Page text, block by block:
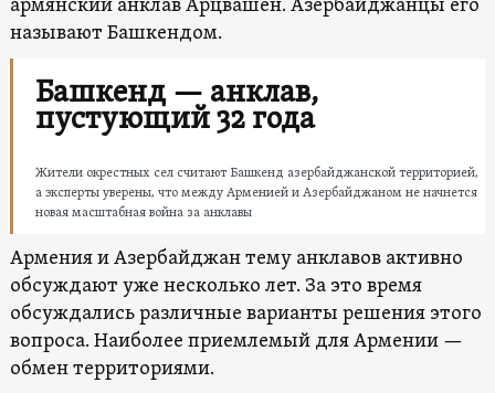
армянский анклав Арцвашен. Азербайджанцы его
называют Башкендом.
Башкенд — анклав,
пустующий 32 года
Жители окрестных сел считают Башкенд азербайджанской территорией,
а эксперты уверены, что между Арменией и Азербайджаном не начнется
новая масштабная война за анклавы
Армения и Азербайджан тему анклавов активно
обсуждают уже несколько лет. За это время
обсуждались различные варианты решения этого
вопроса. Наиболее приемлемый для Армении —
обмен территориями.